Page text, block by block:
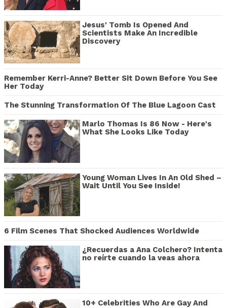
Jesus' Tomb Is Opened And
Scientists Make An Incredible
Discovery
Remember Kerri-Anne? Better Sit Down Before You See
Her Today
The Stunning Transformation Of The Blue Lagoon Cast
Marlo Thomas Is 86 Now - Here's
What She Looks Like Today
Young Woman Lives In An Old Shed –
Wait Until You See Inside!
6 Film Scenes That Shocked Audiences Worldwide
¿Recuerdas a Ana Colchero? Intenta
no reírte cuando la veas ahora
10+ Celebrities Who Are Gay And